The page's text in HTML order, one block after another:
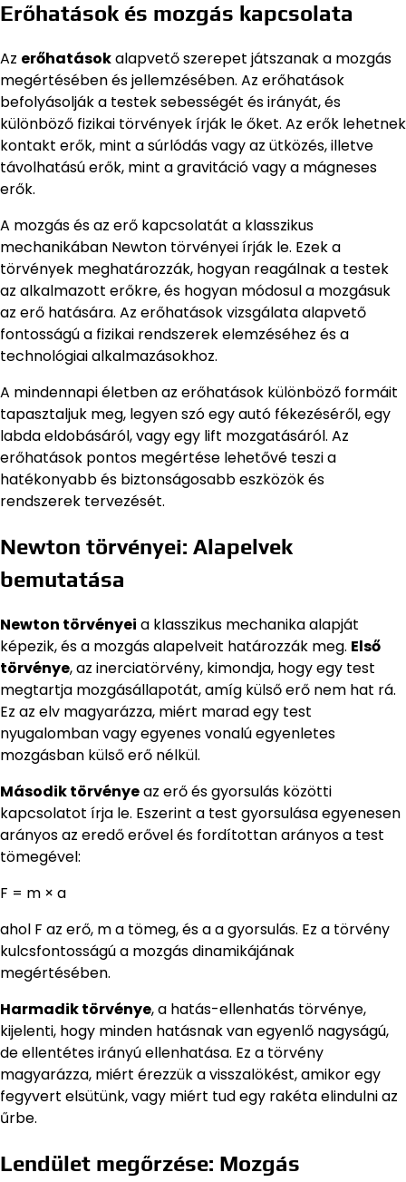
Erőhatások és mozgás kapcsolata
Az erőhatásokalapvető szerepet játszanak a mozgás
megértésében és jellemzésében. Az erőhatások
befolyásolják a testek sebességét és irányát, és
különböző fizikai törvények írják le őket. Az erők lehetnek
kontakt erők, mint a súrlódás vagy az ütközés, illetve
távolhatású erők, mint a gravitáció vagy a mágneses
erők.
A mozgás és az erő kapcsolatát a klasszikus
mechanikában Newton törvényei írják le. Ezek a
törvények meghatározzák, hogyan reagálnak a testek
az alkalmazott erőkre, és hogyan módosul a mozgásuk
az erő hatására. Az erőhatások vizsgálata alapvető
fontosságú a fizikai rendszerek elemzéséhez és a
technológiai alkalmazásokhoz.
A mindennapi életben az erőhatások különböző formáit
tapasztaljuk meg, legyen szó egy autó fékezéséről, egy
labda eldobásáról, vagy egy lift mozgatásáról. Az
erőhatások pontos megértése lehetővé teszi a
hatékonyabb és biztonságosabb eszközök és
rendszerek tervezését.
Newton törvényei: Alapelvek
bemutatása
Newton törvényei a klasszikus mechanika alapját
képezik, és a mozgás alapelveit határozzák meg. Első
törvénye, az inerciatörvény, kimondja, hogy egy test
megtartja mozgásállapotát, amíg külső erő nem hat rá.
Ez az elv magyarázza, miért marad egy test
nyugalomban vagy egyenes vonalú egyenletes
mozgásban külső erő nélkül.
Második törvényeaz erő és gyorsulás közötti
kapcsolatot írja le. Eszerint a test gyorsulása egyenesen
arányos az eredő erővel és fordítottan arányos a test
tömegével:
F = m × a
ahol F az erő, m a tömeg, és a a gyorsulás. Ez a törvény
kulcsfontosságú a mozgás dinamikájának
megértésében.
Harmadik törvénye, a hatás-ellenhatás törvénye,
kijelenti, hogy minden hatásnak van egyenlő nagyságú,
de ellentétes irányú ellenhatása. Ez a törvény
magyarázza, miért érezzük a visszalökést, amikor egy
fegyvert elsütünk, vagy miért tud egy rakéta elindulni az
űrbe.
Lendület megőrzése: Mozgás